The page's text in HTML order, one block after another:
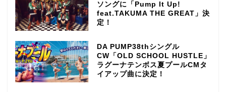
ソングに「Pump It Up!
feat.TAKUMA THE GREAT」決
定！
DA PUMP38thシングル
CW「OLD SCHOOL HUSTLE」
ラグーナテンボス夏プールCMタ
イアップ曲に決定！